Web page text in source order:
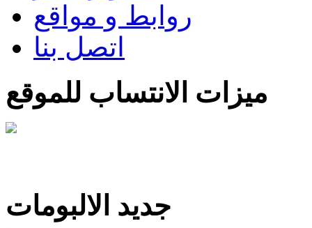
روابط و مواقع
اتصل بنا
ميزات الانتساب للموقع
جديد الالبومات